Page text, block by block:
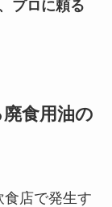
プロに頼る
食用油の
食店で発生す